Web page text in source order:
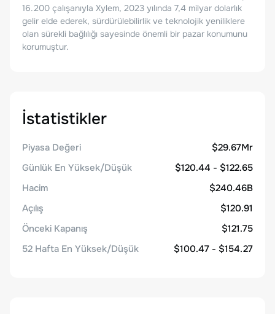
16.200 çalışanıyla Xylem, 2023 yılında 7,4 milyar dolarlık
gelir elde ederek, sürdürülebilirlik ve teknolojik yeniliklere
olan sürekli bağlılığı sayesinde önemli bir pazar konumunu
korumuştur.
İstatistikler
Piyasa Değeri
$29.67Mr
Günlük En Yüksek/Düşük
$120.44 - $122.65
Hacim
$240.46B
Açılış
$120.91
Önceki Kapanış
$121.75
52 Hafta En Yüksek/Düşük
$100.47 - $154.27